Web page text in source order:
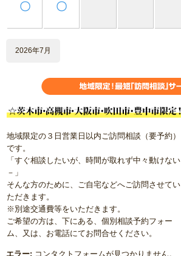
〇 〇
2026年7月
地域限定の３日営業日以内ご訪問相談（要予約）
です。
「すぐ相談したいが、時間が取れず中々動けない
－」
そんな方のために、ご自宅などへご訪問させてい
ただきます。
※別途交通費等をいただきます。
ご希望の方は、下にある、個別相談予約フォー
ム、又は、お電話にてお問合せください。
エラー: コンタクトフォームが見つかりません。